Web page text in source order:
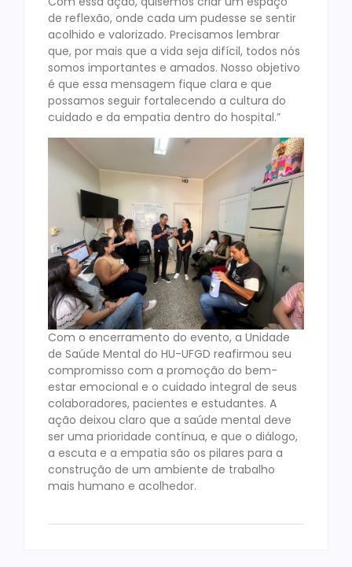
de reflexão, onde cada um pudesse se sentir
acolhido e valorizado. Precisamos lembrar
que, por mais que a vida seja difícil, todos nós
somos importantes e amados. Nosso objetivo
é que essa mensagem fique clara e que
possamos seguir fortalecendo a cultura do
cuidado e da empatia dentro do hospital.”
Com o encerramento do evento, a Unidade
de Saúde Mental do HU-UFGD reafirmou seu
compromisso com a promoção do bem-
estar emocional e o cuidado integral de seus
colaboradores, pacientes e estudantes. A
ação deixou claro que a saúde mental deve
ser uma prioridade contínua, e que o diálogo,
a escuta e a empatia são os pilares para a
construção de um ambiente de trabalho
mais humano e acolhedor.